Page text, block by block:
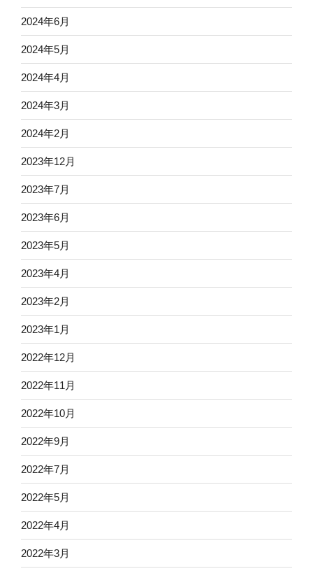
2024年6月
2024年5月
2024年4月
2024年3月
2024年2月
2023年12月
2023年7月
2023年6月
2023年5月
2023年4月
2023年2月
2023年1月
2022年12月
2022年11月
2022年10月
2022年9月
2022年7月
2022年5月
2022年4月
2022年3月